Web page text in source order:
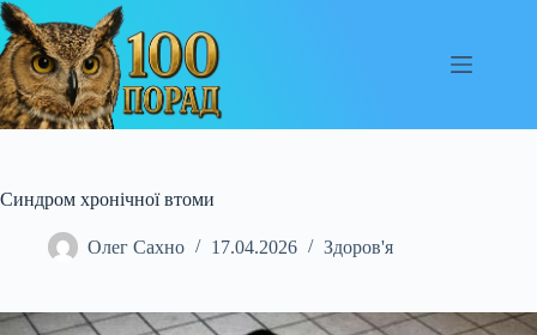
Перейти
до
вмісту
Синдром хронічної втоми
Олег Сахно 17.04.2026 Здоров'я